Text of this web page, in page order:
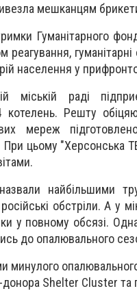
мешканцям
Гуманітарного
гуманітарні
населення у
міській раді
Решту
мереж
цьому "Херсонська
найбільшими
обстріли. А у
у повному обсязі.
до опалювального
минулого
донора Shelter Cluster